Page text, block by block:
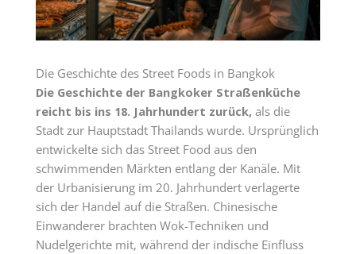
Die Geschichte des Street Foods in Bangkok
Die Geschichte der Bangkoker Straßenküche
reicht bis ins 18. Jahrhundert zurück, als die
Stadt zur Hauptstadt Thailands wurde. Ursprünglich
entwickelte sich das Street Food aus den
schwimmenden Märkten entlang der Kanäle. Mit
der Urbanisierung im 20. Jahrhundert verlagerte
sich der Handel auf die Straßen. Chinesische
Einwanderer brachten Wok-Techniken und
Nudelgerichte mit, während der indische Einfluss